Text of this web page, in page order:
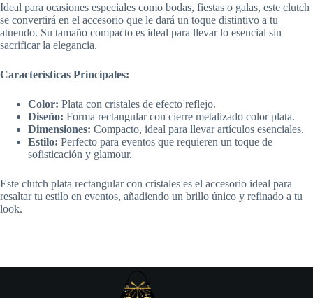
Ideal para ocasiones especiales como bodas, fiestas o galas, este clutch
se convertirá en el accesorio que le dará un toque distintivo a tu
atuendo. Su tamaño compacto es ideal para llevar lo esencial sin
sacrificar la elegancia.
Características Principales:
Color: Plata con cristales de efecto reflejo.
Diseño: Forma rectangular con cierre metalizado color plata.
Dimensiones: Compacto, ideal para llevar artículos esenciales.
Estilo: Perfecto para eventos que requieren un toque de
sofisticación y glamour.
Este clutch plata rectangular con cristales es el accesorio ideal para
resaltar tu estilo en eventos, añadiendo un brillo único y refinado a tu
look.